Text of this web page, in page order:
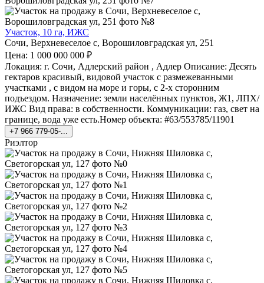
Участок, 10 га, ИЖС
Сочи, Верхневеселое с, Ворошиловградская ул, 251
Цена: 1 000 000 000 ₽
Локация: г. Сочи, Адлерский район , Адлер Описание: Десять
гектаров красивый, видовой участок с размежеванными
участками , с видом на море и горы, с 2-х сторонним
подъездом. Назначение: земли населённых пунктов, Ж1, ЛПХ/
ИЖС Вид права: в собственности. Коммуникации: газ, свет на
границе, вода уже есть.Номер объекта: #63/553785/11901
+7 966 779-05-...
Риэлтор